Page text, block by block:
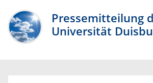
Pressemitteilung
Universität